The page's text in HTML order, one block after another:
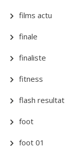
films actu
finale
finaliste
fitness
flash resultat
foot
foot 01